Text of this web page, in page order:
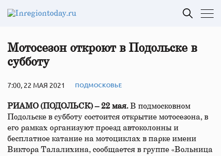
Мотосезон откроют в Подольске в
субботу
7:00, 22 МАЯ 2021 ПОДМОСКОВЬЕ
РИАМО (ПОДОЛЬСК) – 22 мая. В подмосковном
Подольске в субботу состоится открытие мотосезона, в
его рамках организуют проезд автоколонны и
бесплатное катание на мотоциклах в парке имени
Виктора Талалихина, сообщается в группе «Вольница